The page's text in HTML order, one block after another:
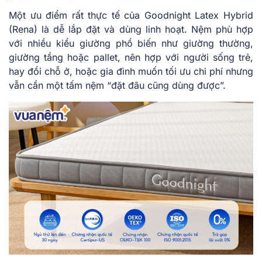
Một ưu điểm rất thực tế của Goodnight Latex Hybrid
(Rena) là dễ lắp đặt và dùng linh hoạt. Nệm phù hợp
với nhiều kiểu giường phổ biến như giường thường,
giường tầng hoặc pallet, nên hợp với người sống trẻ,
hay đổi chỗ ở, hoặc gia đình muốn tối ưu chi phí nhưng
vẫn cần một tấm nệm “đặt đâu cũng dùng được”.